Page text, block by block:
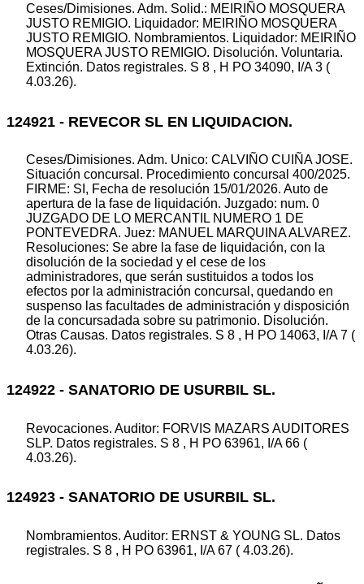
Ceses/Dimisiones. Adm. Solid.: MEIRIÑO MOSQUERA
JUSTO REMIGIO. Liquidador: MEIRIÑO MOSQUERA
JUSTO REMIGIO. Nombramientos. Liquidador: MEIRIÑO
MOSQUERA JUSTO REMIGIO. Disolución. Voluntaria.
Extinción. Datos registrales. S 8 , H PO 34090, I/A 3 (
4.03.26).
124921 - REVECOR SL EN LIQUIDACION.
Ceses/Dimisiones. Adm. Unico: CALVIÑO CUIÑA JOSE.
Situación concursal. Procedimiento concursal 400/2025.
FIRME: SI, Fecha de resolución 15/01/2026. Auto de
apertura de la fase de liquidación. Juzgado: num. 0
JUZGADO DE LO MERCANTIL NUMERO 1 DE
PONTEVEDRA. Juez: MANUEL MARQUINA ALVAREZ.
Resoluciones: Se abre la fase de liquidación, con la
disolución de la sociedad y el cese de los
administradores, que serán sustituidos a todos los
efectos por la administración concursal, quedando en
suspenso las facultades de administración y disposición
de la concursadada sobre su patrimonio. Disolución.
Otras Causas. Datos registrales. S 8 , H PO 14063, I/A 7 (
4.03.26).
124922 - SANATORIO DE USURBIL SL.
Revocaciones. Auditor: FORVIS MAZARS AUDITORES
SLP. Datos registrales. S 8 , H PO 63961, I/A 66 (
4.03.26).
124923 - SANATORIO DE USURBIL SL.
Nombramientos. Auditor: ERNST & YOUNG SL. Datos
registrales. S 8 , H PO 63961, I/A 67 ( 4.03.26).